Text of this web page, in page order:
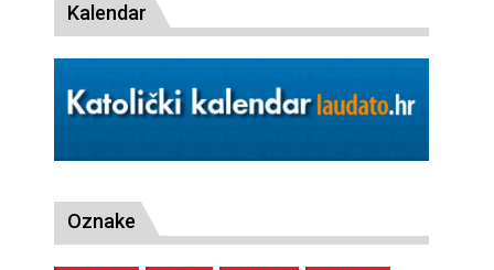
Kalendar
Oznake